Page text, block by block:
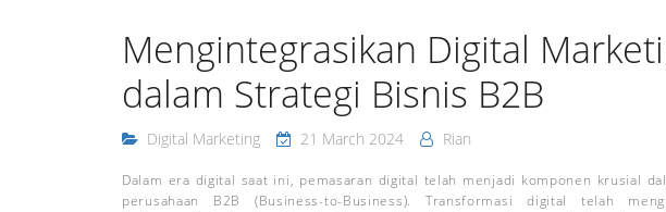
Mengintegrasikan Digital
dalam Strategi Bisnis B2B
Digital Marketing 21 March 2024 Rian
Dalam era digital saat ini, pemasaran digital telah menjadi komponen krusial
perusahaan B2B (Business-to-Business). Transformasi digital telah